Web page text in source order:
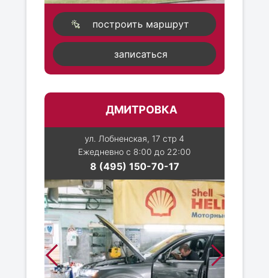
построить маршрут
записаться
ДМИТРОВКА
ул. Лобненская, 17 стр 4
Ежедневно с 8:00 до 22:00
8 (495) 150-70-17